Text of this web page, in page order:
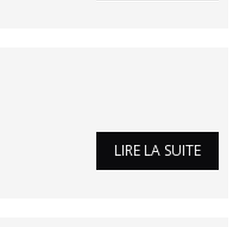
LIRE LA SUITE